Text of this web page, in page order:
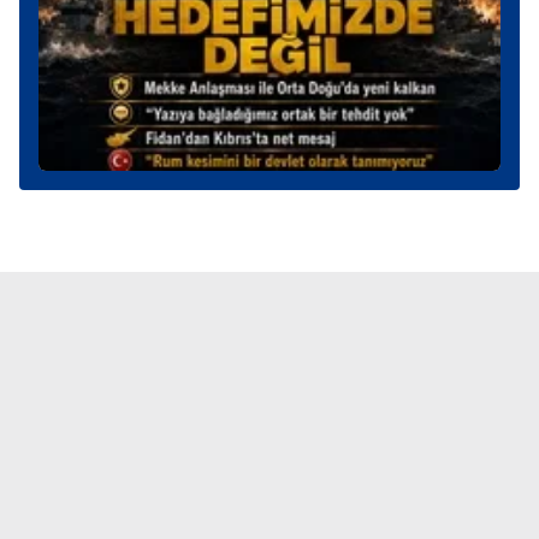
Metnimiziziyaret edebilirsiniz.
6698 sayılı Kişisel Verilerin Korunması Kanunu uyarınca
hazırlanmış Aydınlatma Metnimizi okumak ve sitemizde
ilgili mevzuata uygun olarak kullanılan çerezlerle ilgili bilgi
almak için lütfentıklayınız.